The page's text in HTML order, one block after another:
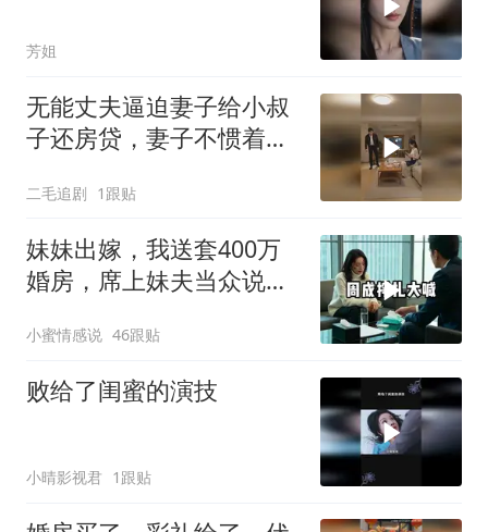
芳姐
无能丈夫逼迫妻子给小叔
子还房贷，妻子不惯着他
二毛追剧 1跟贴
妹妹出嫁，我送套400万
婚房，席上妹夫当众说：
小蜜情感说 46跟贴
败给了闺蜜的演技
小晴影视君 1跟贴